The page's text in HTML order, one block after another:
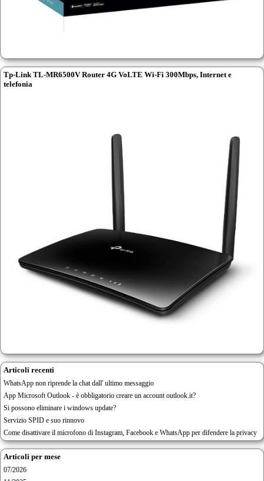
Tp-Link TL-MR6500V Router 4G VoLTE Wi-Fi 300Mbps, Internet e
telefonia
Articoli recenti
WhatsApp non riprende la chat dall' ultimo messaggio
App Microsoft Outlook - è obbligatorio creare un account outlook.it?
Si possono eliminare i windows update?
Servizio SPID e suo rinnovo
Come disattivare il microfono di Instagram, Facebook e WhatsApp per difendere la privacy
Articoli per mese
07/2026